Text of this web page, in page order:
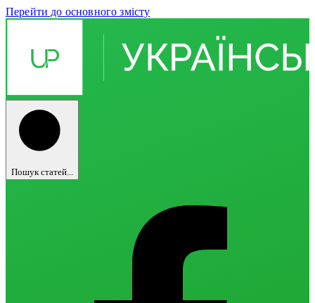
Перейти до основного змісту
Пошук статей...